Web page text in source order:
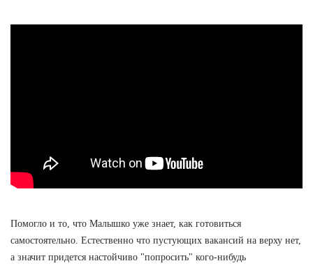
Помогло и то, что Малышко уже знает, как готовиться
самостоятельно. Естественно что пустующих вакансий на верху нет,
а значит придется настойчиво "попросить" кого-нибудь